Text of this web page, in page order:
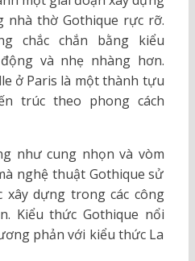
nhà thờ Gothique rực rỡ.
chắc chắn bằng kiểu
và nhẹ nhàng hơn.
ở Paris là một thành tựu
trúc theo phong cách
như cung nhọn và vòm
nghệ thuật Gothique sử
dựng trong các công
Kiểu thức Gothique nổi
phản với kiểu thức La